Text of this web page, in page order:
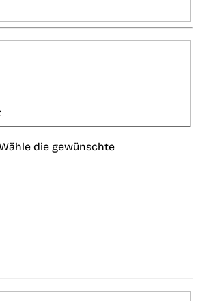
die gewünschte